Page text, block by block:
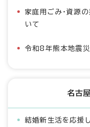
家庭用ごみ・資源
いて
令和8年熊本地震
名古
結婚新生活を応援